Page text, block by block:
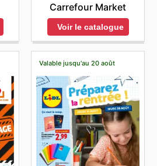
Carrefour Market
Voir le catalogue
Valable jusqu'au 20 août